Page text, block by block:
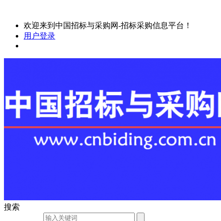
欢迎来到中国招标与采购网-招标采购信息平台！
用户登录
搜索